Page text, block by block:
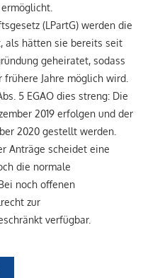
ermöglicht.
(LPartG) werden die
als hätten sie bereits seit
geheiratet, sodass
Jahre möglich wird.
5 EGAO dies streng: Die
2019 erfolgen und der
2020 gestellt werden.
Anträge scheidet eine
die normale
noch offenen
zur
verfügbar.